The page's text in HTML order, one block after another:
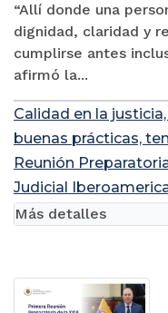
“Allí donde una
dignidad, claridad y
cumplirse antes
afirmó la...
Calidad en la
buenas prácticas,
Reunión
Judicial
Más detalles